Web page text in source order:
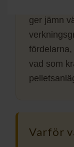
ger jämn
vad som
Varför